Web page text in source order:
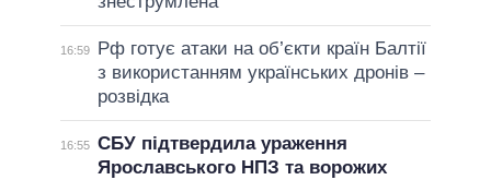
16:59
Рф готує атаки на об’єкти країн Балтії
з використанням українських дронів –
розвідка
16:55 СБУ підтвердила ураження
Ярославського НПЗ та ворожих